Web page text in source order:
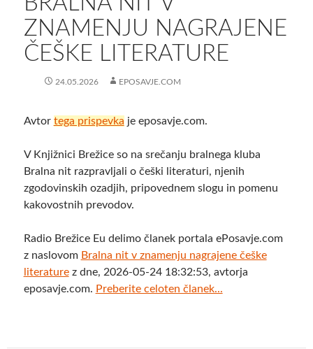
ZNAMENJU NAGRAJENE
ČEŠKE LITERATURE
24.05.2026 EPOSAVJE.COM
Avtor tega prispevka je eposavje.com.
V Knjižnici Brežice so na srečanju bralnega kluba
Bralna nit razpravljali o češki literaturi, njenih
zgodovinskih ozadjih, pripovednem slogu in pomenu
kakovostnih prevodov.
Radio Brežice Eu delimo članek portala ePosavje.com
z naslovom Bralna nit v znamenju nagrajene češke
literaturez dne, 2026-05-24 18:32:53, avtorja
eposavje.com. Preberite celoten članek...